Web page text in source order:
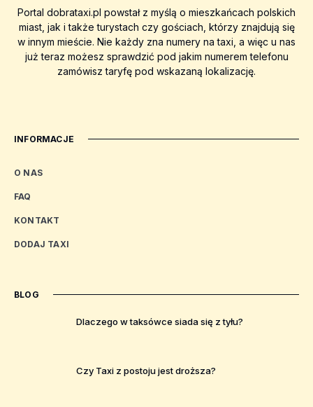
Portal dobrataxi.pl powstał z myślą o mieszkańcach polskich
miast, jak i także turystach czy gościach, którzy znajdują się
w innym mieście. Nie każdy zna numery na taxi, a więc u nas
już teraz możesz sprawdzić pod jakim numerem telefonu
zamówisz taryfę pod wskazaną lokalizację.
INFORMACJE
O NAS
FAQ
KONTAKT
DODAJ TAXI
BLOG
Dlaczego w taksówce siada się z tyłu?
Czy Taxi z postoju jest droższa?